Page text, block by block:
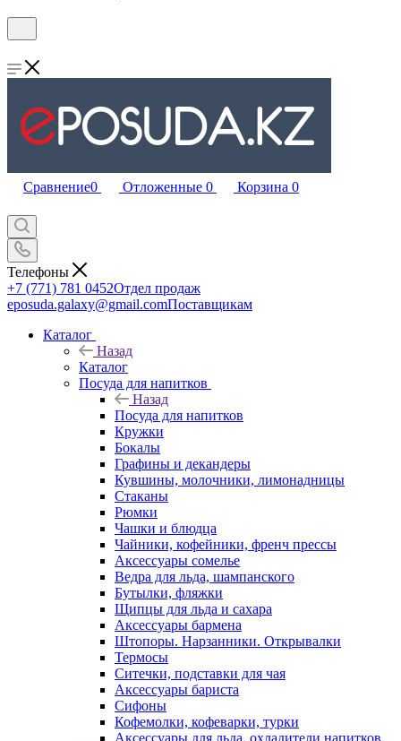
Сравнение0 Отложенные 0 Корзина 0
Телефоны
+7 (771) 781 0452Отдел продаж
eposuda.galaxy@gmail.comПоставщикам
Каталог
Назад
Каталог
Посуда для напитков
Назад
Посуда для напитков
Кружки
Бокалы
Графины и декандеры
Кувшины, молочники, лимонадницы
Стаканы
Рюмки
Чашки и блюдца
Чайники, кофейники, френч прессы
Аксессуары сомелье
Ведра для льда, шампанского
Бутылки, фляжки
Щипцы для льда и сахара
Аксессуары бармена
Штопоры. Нарзанники. Открывалки
Термосы
Ситечки, подставки для чая
Аксессуары бариста
Сифоны
Кофемолки, кофеварки, турки
Аксессуары для льда, охладители напитков